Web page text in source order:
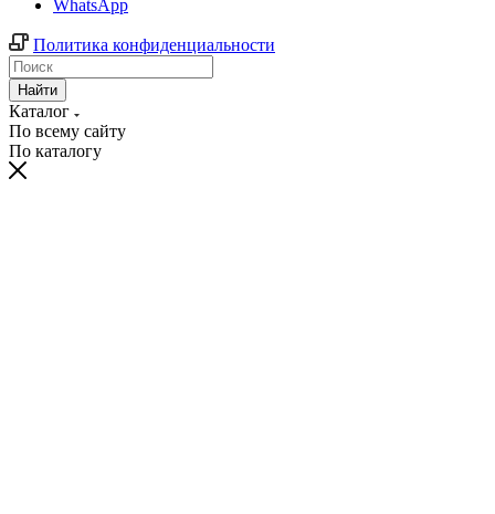
WhatsApp
Политика конфиденциальности
Найти
Каталог
По всему сайту
По каталогу